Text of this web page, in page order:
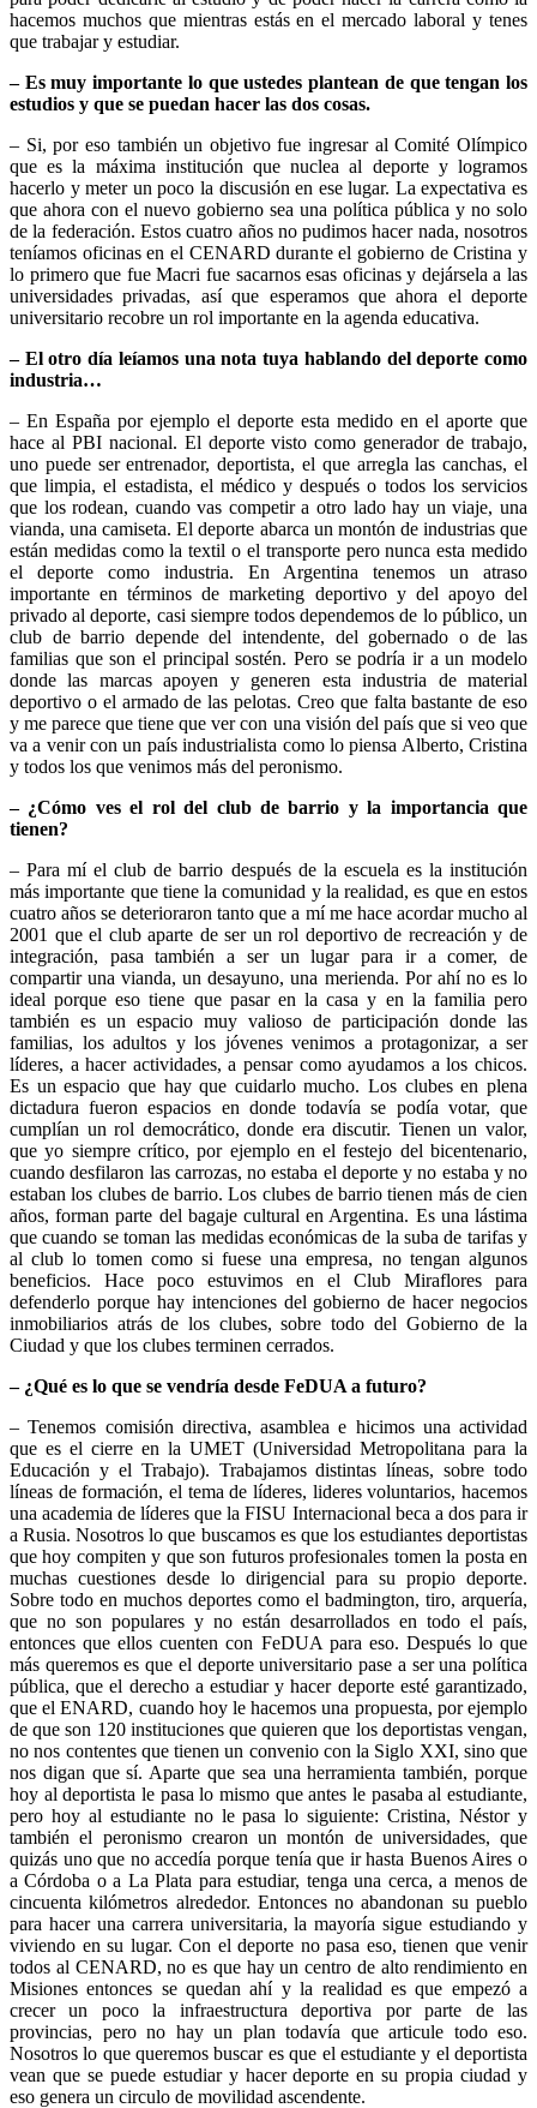
hacemos muchos que mientras estás en el mercado laboral y tenes
que trabajar y estudiar.
– Es muy importante lo que ustedes plantean de que tengan los
estudios y que se puedan hacer las dos cosas.
– Si, por eso también un objetivo fue ingresar al Comité Olímpico
que es la máxima institución que nuclea al deporte y logramos
hacerlo y meter un poco la discusión en ese lugar. La expectativa es
que ahora con el nuevo gobierno sea una política pública y no solo
de la federación. Estos cuatro años no pudimos hacer nada, nosotros
teníamos oficinas en el CENARD durante el gobierno de Cristina y
lo primero que fue Macri fue sacarnos esas oficinas y dejársela a las
universidades privadas, así que esperamos que ahora el deporte
universitario recobre un rol importante en la agenda educativa.
– El otro día leíamos una nota tuya hablando del deporte como
industria…
– En España por ejemplo el deporte esta medido en el aporte que
hace al PBI nacional. El deporte visto como generador de trabajo,
uno puede ser entrenador, deportista, el que arregla las canchas, el
que limpia, el estadista, el médico y después o todos los servicios
que los rodean, cuando vas competir a otro lado hay un viaje, una
vianda, una camiseta. El deporte abarca un montón de industrias que
están medidas como la textil o el transporte pero nunca esta medido
el deporte como industria. En Argentina tenemos un atraso
importante en términos de marketing deportivo y del apoyo del
privado al deporte, casi siempre todos dependemos de lo público, un
club de barrio depende del intendente, del gobernado o de las
familias que son el principal sostén. Pero se podría ir a un modelo
donde las marcas apoyen y generen esta industria de material
deportivo o el armado de las pelotas. Creo que falta bastante de eso
y me parece que tiene que ver con una visión del país que si veo que
va a venir con un país industrialista como lo piensa Alberto, Cristina
y todos los que venimos más del peronismo.
– ¿Cómo ves el rol del club de barrio y la importancia que
tienen?
– Para mí el club de barrio después de la escuela es la institución
más importante que tiene la comunidad y la realidad, es que en estos
cuatro años se deterioraron tanto que a mí me hace acordar mucho al
2001 que el club aparte de ser un rol deportivo de recreación y de
integración, pasa también a ser un lugar para ir a comer, de
compartir una vianda, un desayuno, una merienda. Por ahí no es lo
ideal porque eso tiene que pasar en la casa y en la familia pero
también es un espacio muy valioso de participación donde las
familias, los adultos y los jóvenes venimos a protagonizar, a ser
líderes, a hacer actividades, a pensar como ayudamos a los chicos.
Es un espacio que hay que cuidarlo mucho. Los clubes en plena
dictadura fueron espacios en donde todavía se podía votar, que
cumplían un rol democrático, donde era discutir. Tienen un valor,
que yo siempre crítico, por ejemplo en el festejo del bicentenario,
cuando desfilaron las carrozas, no estaba el deporte y no estaba y no
estaban los clubes de barrio. Los clubes de barrio tienen más de cien
años, forman parte del bagaje cultural en Argentina. Es una lástima
que cuando se toman las medidas económicas de la suba de tarifas y
al club lo tomen como si fuese una empresa, no tengan algunos
beneficios. Hace poco estuvimos en el Club Miraflores para
defenderlo porque hay intenciones del gobierno de hacer negocios
inmobiliarios atrás de los clubes, sobre todo del Gobierno de la
Ciudad y que los clubes terminen cerrados.
– ¿Qué es lo que se vendría desde FeDUA a futuro?
– Tenemos comisión directiva, asamblea e hicimos una actividad
que es el cierre en la UMET (Universidad Metropolitana para la
Educación y el Trabajo). Trabajamos distintas líneas, sobre todo
líneas de formación, el tema de líderes, lideres voluntarios, hacemos
una academia de líderes que la FISU Internacional beca a dos para ir
a Rusia. Nosotros lo que buscamos es que los estudiantes deportistas
que hoy compiten y que son futuros profesionales tomen la posta en
muchas cuestiones desde lo dirigencial para su propio deporte.
Sobre todo en muchos deportes como el badmington, tiro, arquería,
que no son populares y no están desarrollados en todo el país,
entonces que ellos cuenten con FeDUA para eso. Después lo que
más queremos es que el deporte universitario pase a ser una política
pública, que el derecho a estudiar y hacer deporte esté garantizado,
que el ENARD, cuando hoy le hacemos una propuesta, por ejemplo
de que son 120 instituciones que quieren que los deportistas vengan,
no nos contentes que tienen un convenio con la Siglo XXI, sino que
nos digan que sí. Aparte que sea una herramienta también, porque
hoy al deportista le pasa lo mismo que antes le pasaba al estudiante,
pero hoy al estudiante no le pasa lo siguiente: Cristina, Néstor y
también el peronismo crearon un montón de universidades, que
quizás uno que no accedía porque tenía que ir hasta Buenos Aires o
a Córdoba o a La Plata para estudiar, tenga una cerca, a menos de
cincuenta kilómetros alrededor. Entonces no abandonan su pueblo
para hacer una carrera universitaria, la mayoría sigue estudiando y
viviendo en su lugar. Con el deporte no pasa eso, tienen que venir
todos al CENARD, no es que hay un centro de alto rendimiento en
Misiones entonces se quedan ahí y la realidad es que empezó a
crecer un poco la infraestructura deportiva por parte de las
provincias, pero no hay un plan todavía que articule todo eso.
Nosotros lo que queremos buscar es que el estudiante y el deportista
vean que se puede estudiar y hacer deporte en su propia ciudad y
eso genera un circulo de movilidad ascendente.